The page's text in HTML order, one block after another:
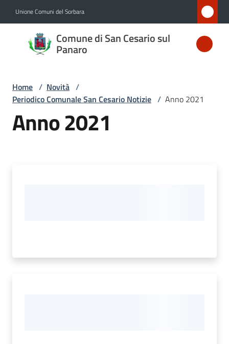
Unione Comuni del Sorbara
Comune di San Cesario sul
Panaro
Comune
di San
sul
Panaro
sul
Home / Novità /
Periodico Comunale San Cesario Notizie / Anno 2021
Anno 2021